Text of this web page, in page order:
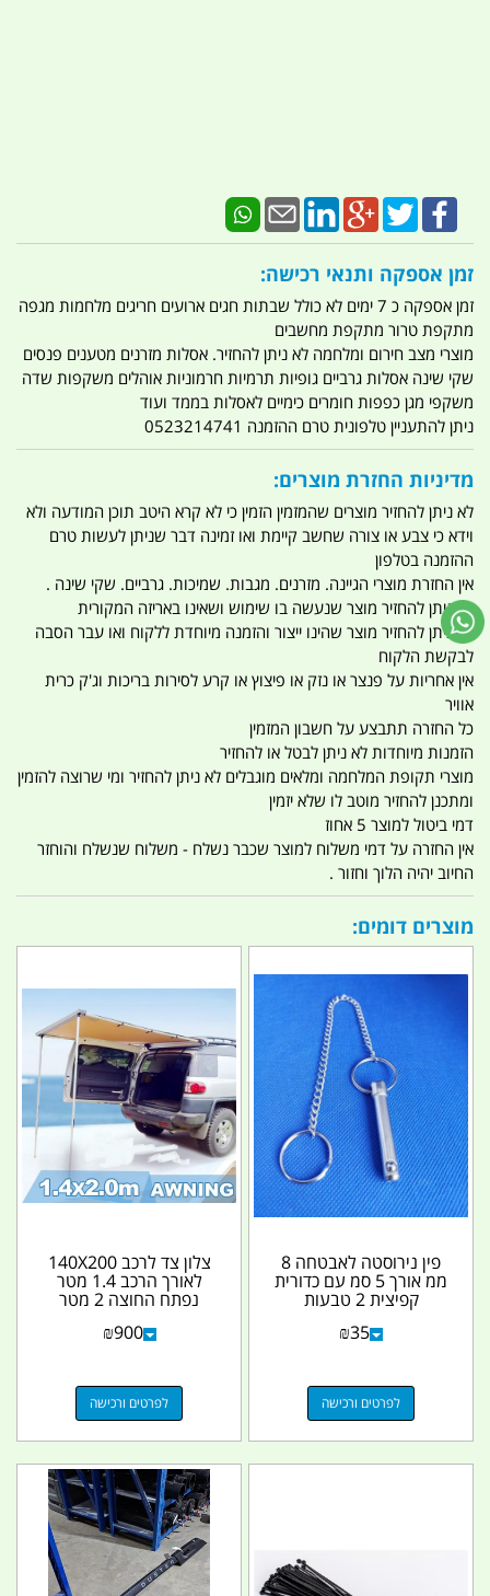
זמן אספקה ותנאי רכישה:
זמן אספקה כ 7 ימים לא כולל שבתות חגים ארועים חריגים מלחמות מגפה
מתקפת טרור מתקפת מחשבים
מוצרי מצב חירום ומלחמה לא ניתן להחזיר. אסלות מזרנים מטענים פנסים
שקי שינה אסלות גרביים גופיות תרמיות חרמוניות אוהלים משקפות שדה
משקפי מגן כפפות חומרים כימיים לאסלות בממד ועוד
ניתן להתעניין טלפונית טרם ההזמנה 0523214741
מדיניות החזרת מוצרים:
לא ניתן להחזיר מוצרים שהמזמין הזמין כי לא קרא היטב תוכן המודעה ולא
וידא כי צבע או צורה שחשב קיימת ואו זמינה דבר שניתן לעשות טרם
ההזמנה בטלפון
אין החזרת מוצרי הגיינה. מזרנים. מגבות. שמיכות. גרביים. שקי שינה .
לא ניתן להחזיר מוצר שנעשה בו שימוש ושאינו באריזה המקורית
לא ניתן להחזיר מוצר שהינו ייצור והזמנה מיוחדת ללקוח ואו עבר הסבה
לבקשת הלקוח
אין אחריות על פנצר או נזק או פיצוץ או קרע לסירות בריכות וג'ק כרית
אוויר
כל החזרה תתבצע על חשבון המזמין
הזמנות מיוחדות לא ניתן לבטל או להחזיר
מוצרי תקופת המלחמה ומלאים מוגבלים לא ניתן להחזיר ומי שרוצה להזמין
ומתכנן להחזיר מוטב לו שלא יזמין
דמי ביטול למוצר 5 אחוז
אין החזרה על דמי משלוח למוצר שכבר נשלח - משלוח שנשלח והוחזר
החיוב יהיה הלוך וחזור .
מוצרים דומים:
פין נירוסטה לאבטחה 8
ממ אורך 5 סמ עם כדורית
קפיצית 2 טבעות
ושרשרת אבטחה
קמפינג...
₪35
לפרטים ורכישה
צלון צד לרכב 140X200
לאורך הרכב 1.4 מטר
נפתח החוצה 2 מטר
₪900
לפרטים ורכישה